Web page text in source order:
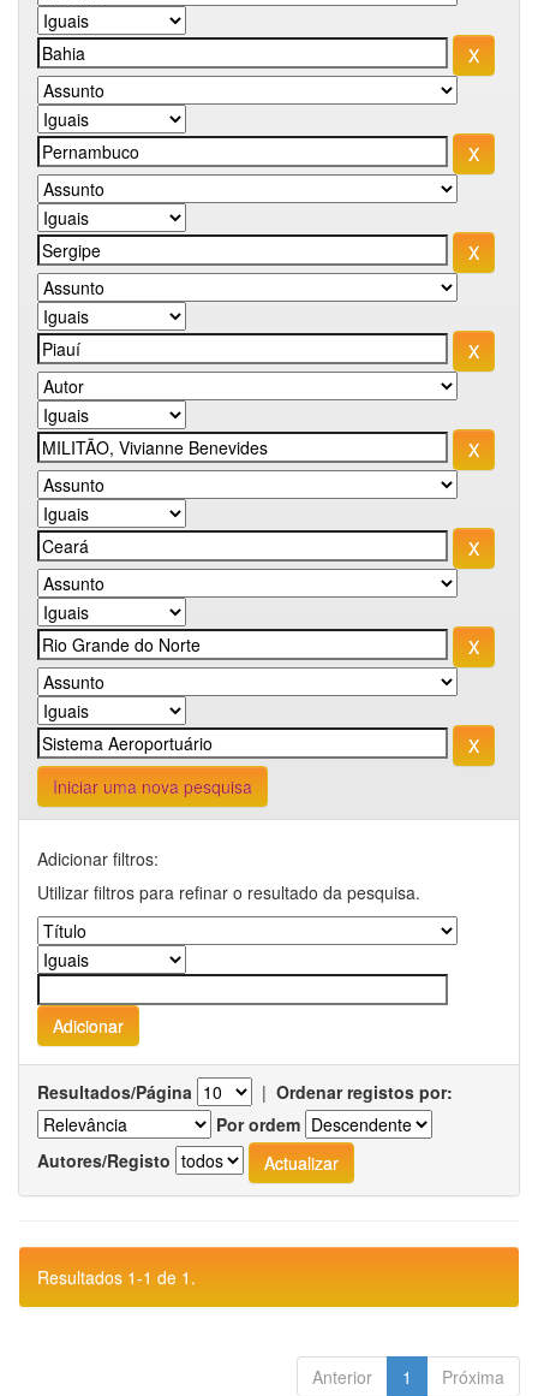
Iniciar uma nova pesquisa
Adicionar filtros:
Utilizar filtros para refinar o resultado da pesquisa.
Resultados/Página | Ordenar registos por:
Por ordem
Autores/Registo
Resultados 1-1 de 1.
Anterior 1 Próxima